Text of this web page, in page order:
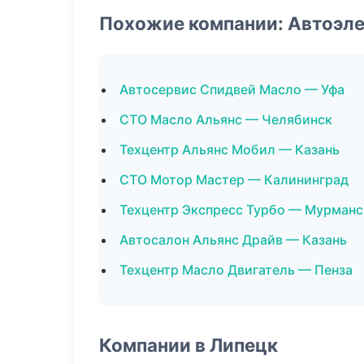
Похожие компании:
Автосервис Спидвей Масло — Уфа
СТО Масло Альянс — Челябинск
Техцентр Альянс Мобил — Казань
СТО Мотор Мастер — Калининград
Техцентр Экспресс Турбо —
Автосалон Альянс Драйв — Казань
Техцентр Масло Двигатель — Пенза
Компании в Липецк